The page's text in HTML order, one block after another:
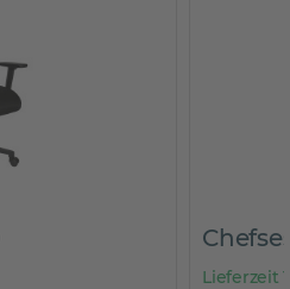
Lieferzeit